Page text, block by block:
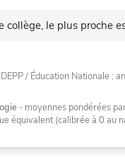
collège, le plus proche
/ Éducation Nationale :
- moyennes pondérées
équivalent (calibrée à 0 au